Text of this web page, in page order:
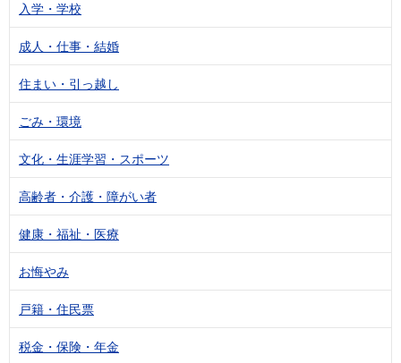
入学・学校
成人・仕事・結婚
住まい・引っ越し
ごみ・環境
文化・生涯学習・スポーツ
高齢者・介護・障がい者
健康・福祉・医療
お悔やみ
戸籍・住民票
税金・保険・年金